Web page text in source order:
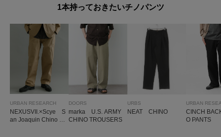
1本持っておきたいチノパンツ
URBAN RESEARCH
NEXUSVII.×Scye S
an Joaquin Chino Tr
DOORS
marka U.S. ARMY
CHINO TROUSERS
URBS
NEAT CHINO
URBAN
CINCH
O PANTS